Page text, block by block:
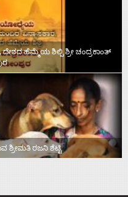
ಹೆಮ್ಮೆಯ ಶಿಲ್ಪಿ ಶ್ರೀ ಚಂದ್ರಕಾಂತ್‌
ಶ್ರೀಮತಿ ರಜನಿ ಶೆಟ್ಟಿ